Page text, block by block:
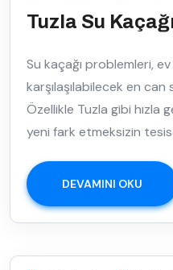
Tuzla Su
Su kaçağı problemleri,
karşılaşılabilecek en can
Özellikle Tuzla gibi hızla
yeni fark etmeksizin
DEVAMINI OKU